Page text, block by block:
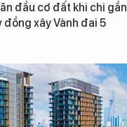
đầu cơ đất khi chi gần
xây Vành đai 5